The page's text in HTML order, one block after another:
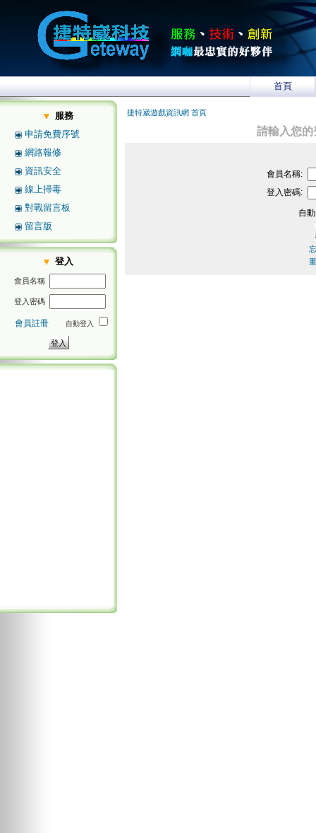
首頁
服務
申請免費序號
網路報修
資訊安全
線上掃毒
對戰留言板
留言版
登入
會員名稱
登入密碼
會員註冊 自動登入
捷特崴遊戲資訊網 首頁
請輸入您
會員名稱:
登入密碼:
自